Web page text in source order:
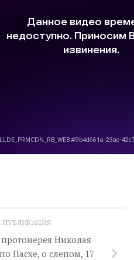
Николая
Пасхе, о слепом, 17